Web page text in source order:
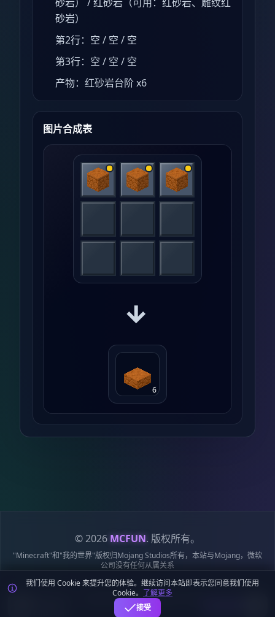
砂岩）
第2行：空 / 空 / 空
第3行：空 / 空 / 空
产物：红砂岩台阶 x6
图片合成表
→
6
© 2026 MCFUN. 版权所有。
"Minecraft"和"我的世界"版权归Mojang Studios所有，本站与Mojang，微软
公司没有任何从属关系
隐私政策服务条款Cookie 政策站点地图鄂ICP备19018284号-6
鄂公网安备42018502009170号
麦块迷APP - 在这里总会找到你喜欢的MC基
我们使用 Cookie 来提升您的体验。继续访问本站即表示您同意我们使用
Cookie。 了解更多
接受